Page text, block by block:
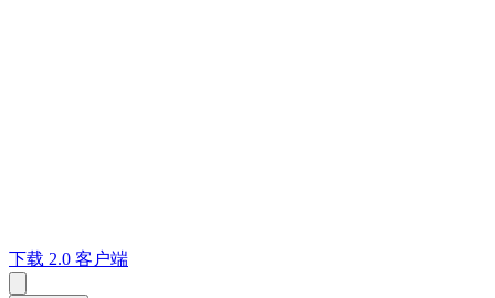
下载 2.0 客户端